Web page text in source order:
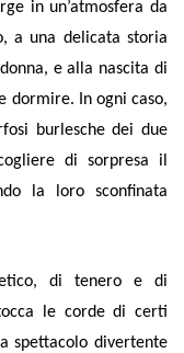
in un’atmosfera da
a una delicata storia
e alla nascita di
dormire. In ogni caso,
burlesche dei due
di sorpresa il
la loro sconfinata
di tenero e di
le corde di certi
spettacolo divertente